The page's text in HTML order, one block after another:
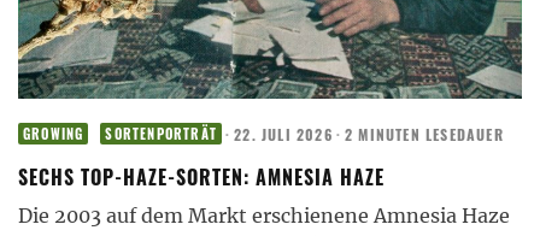
GROWING SORTENPORTRÄT · 22. JULI 2026 · 2 MINUTEN LESEDAUER
SECHS TOP-HAZE-SORTEN: AMNESIA HAZE
Die 2003 auf dem Markt erschienene Amnesia Haze